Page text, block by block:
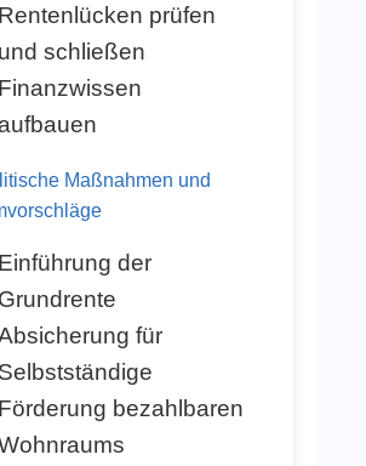
Rentenlücken prüfen
und schließen
Finanzwissen
Maßnahmen und
Einführung der
Grundrente
für
Selbstständige
Förderung bezahlbaren